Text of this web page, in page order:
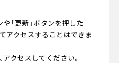
「更新」ボタンを押した
アクセスすることはできま
アクセスしてください。